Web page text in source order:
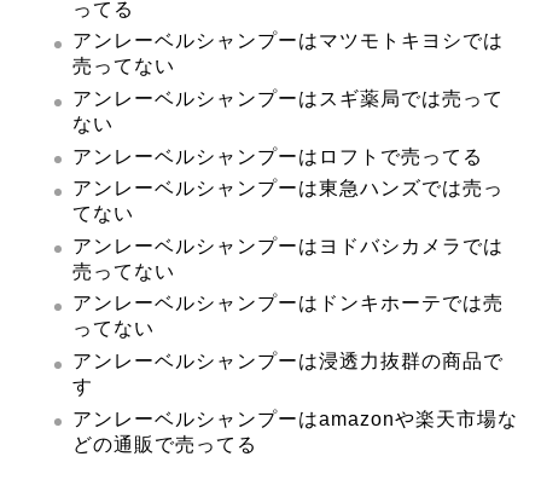
ってる
アンレーベルシャンプーはマツモトキヨシでは
売ってない
アンレーベルシャンプーはスギ薬局では売って
ない
アンレーベルシャンプーはロフトで売ってる
アンレーベルシャンプーは東急ハンズでは売っ
てない
アンレーベルシャンプーはヨドバシカメラでは
売ってない
アンレーベルシャンプーはドンキホーテでは売
ってない
アンレーベルシャンプーは浸透力抜群の商品で
す
アンレーベルシャンプーはamazonや楽天市場な
どの通販で売ってる